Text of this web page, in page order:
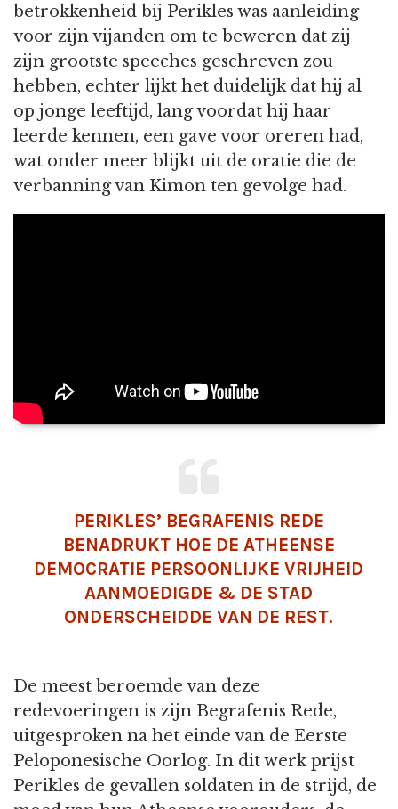
betrokkenheid bij Perikles was aanleiding
voor zijn vijanden om te beweren dat zij
zijn grootste speeches geschreven zou
hebben, echter lijkt het duidelijk dat hij al
op jonge leeftijd, lang voordat hij haar
leerde kennen, een gave voor oreren had,
wat onder meer blijkt uit de oratie die de
verbanning van Kimon ten gevolge had.
PERIKLES’ BEGRAFENIS REDE
BENADRUKT HOE DE ATHEENSE
DEMOCRATIE PERSOONLIJKE VRIJHEID
AANMOEDIGDE & DE STAD
ONDERSCHEIDDE VAN DE REST.
De meest beroemde van deze
redevoeringen is zijn Begrafenis Rede,
uitgesproken na het einde van de Eerste
Peloponesische Oorlog. In dit werk prijst
Perikles de gevallen soldaten in de strijd, de